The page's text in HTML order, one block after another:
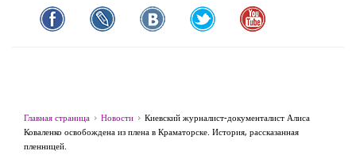
Главная страница Новости
Киевский журналист-документалист Алиса
Коваленко освобождена из плена в Краматорске. История, рассказанная
пленницей.